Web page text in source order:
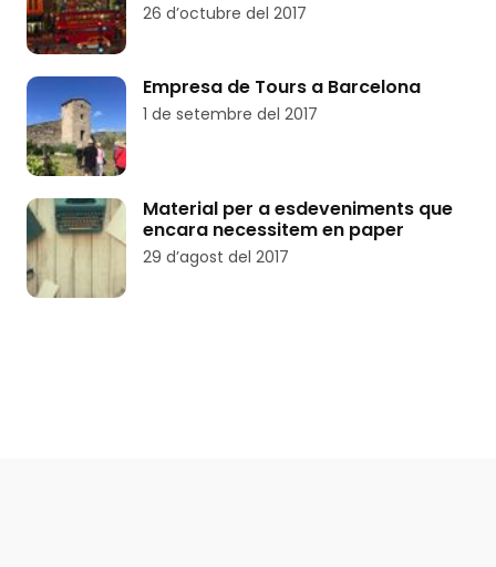
26 d’octubre del 2017
Empresa de Tours a Barcelona
1 de setembre del 2017
Material per a esdeveniments que
encara necessitem en paper
29 d’agost del 2017